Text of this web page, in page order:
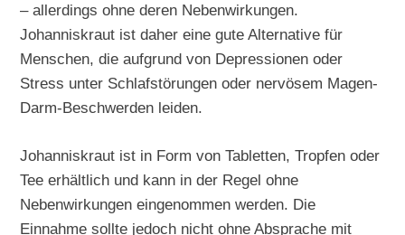
– allerdings ohne deren Nebenwirkungen.
Johanniskraut ist daher eine gute Alternative für
Menschen, die aufgrund von Depressionen oder
Stress unter Schlafstörungen oder nervösem Magen-
Darm-Beschwerden leiden.
Johanniskraut ist in Form von Tabletten, Tropfen oder
Tee erhältlich und kann in der Regel ohne
Nebenwirkungen eingenommen werden. Die
Einnahme sollte jedoch nicht ohne Absprache mit